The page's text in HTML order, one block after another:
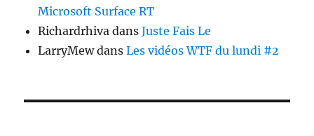
Microsoft Surface RT
Richardrhiva dansJuste Fais Le
LarryMewdansLes vidéos WTF du lundi #2